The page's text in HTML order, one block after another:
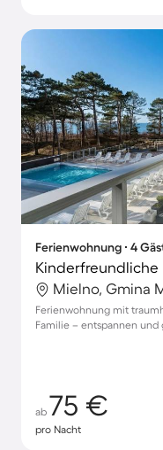
Ferienwohnung ∙ 4
Mielno, Gmina
Ferienwohnung mit
Familie – entspannen
ab 75 €
pro Nacht